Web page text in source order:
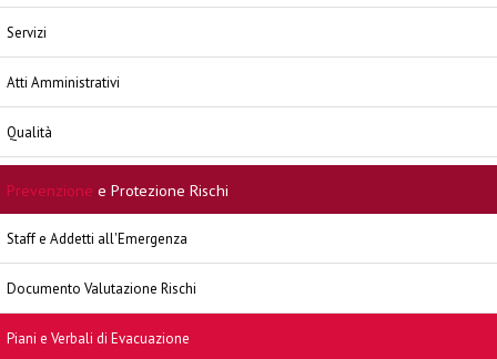
Servizi
Atti Amministrativi
Qualità
Prevenzione e Protezione Rischi
Staff e Addetti all'Emergenza
Documento Valutazione Rischi
Piani e Verbali di Evacuazione